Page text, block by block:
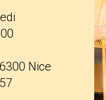
Nice